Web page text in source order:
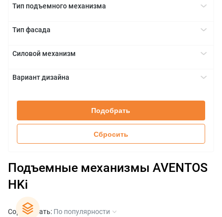
TIP-ON
Тип подъемного механизма
Тип фасада
глухой фасад
Силовой механизм
25
Вариант дизайна
Подобрать
Сбросить
Подъемные механизмы AVENTOS
HKi
Сортировать: По популярности